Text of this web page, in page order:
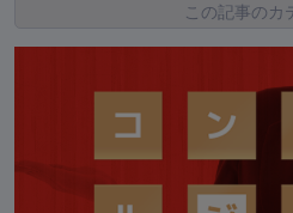
この記事のカ